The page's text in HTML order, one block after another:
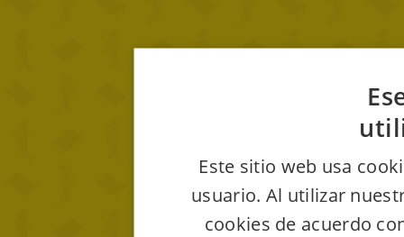
Este sitio web usa
usuario. Al utilizar
cookies de acuerdo